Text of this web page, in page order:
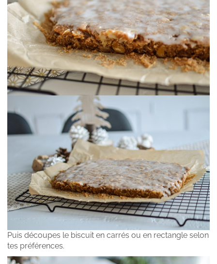
Puis découpes le biscuit en carrés ou en rectangle selon
tes préférences.